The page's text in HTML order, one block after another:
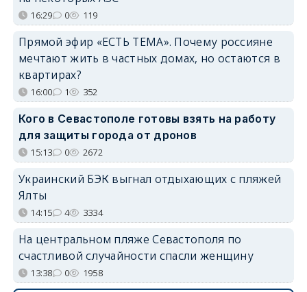
16:29 0 119
Прямой эфир «ЕСТЬ ТЕМА». Почему россияне
мечтают жить в частных домах, но остаются в
квартирах?
16:00 1 352
Кого в Севастополе готовы взять на работу
для защиты города от дронов
15:13 0 2672
Украинский БЭК выгнал отдыхающих с пляжей
Ялты
14:15 4 3334
На центральном пляже Севастополя по
счастливой случайности спасли женщину
13:38 0 1958